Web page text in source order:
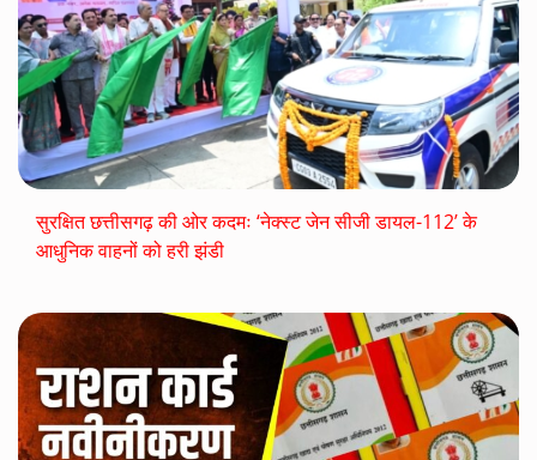
सुरक्षित छत्तीसगढ़ की ओर कदमः ‘नेक्स्ट जेन सीजी डायल-112’ के
आधुनिक वाहनों को हरी झंडी